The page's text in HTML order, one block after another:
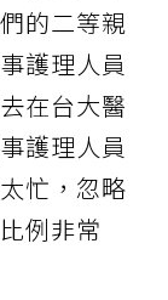
的二等親
護理人員
在台大醫
護理人員
忙，忽略
例非常